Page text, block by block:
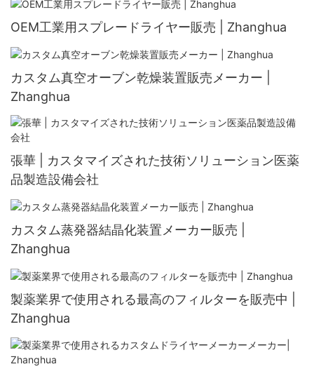
OEM工業用スプレードライヤー販売 | Zhanghua
カスタム真空オーブン乾燥装置販売メーカー |
Zhanghua
張華 | カスタマイズされた技術ソリューション医薬
品製造設備会社
カスタム蒸発器結晶化装置メーカー販売 |
Zhanghua
製薬業界で使用される最高のフィルターを販売中 |
Zhanghua